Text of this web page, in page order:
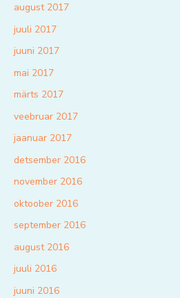
august 2017
juuli 2017
juuni 2017
mai 2017
märts 2017
veebruar 2017
jaanuar 2017
detsember 2016
november 2016
oktoober 2016
september 2016
august 2016
juuli 2016
juuni 2016